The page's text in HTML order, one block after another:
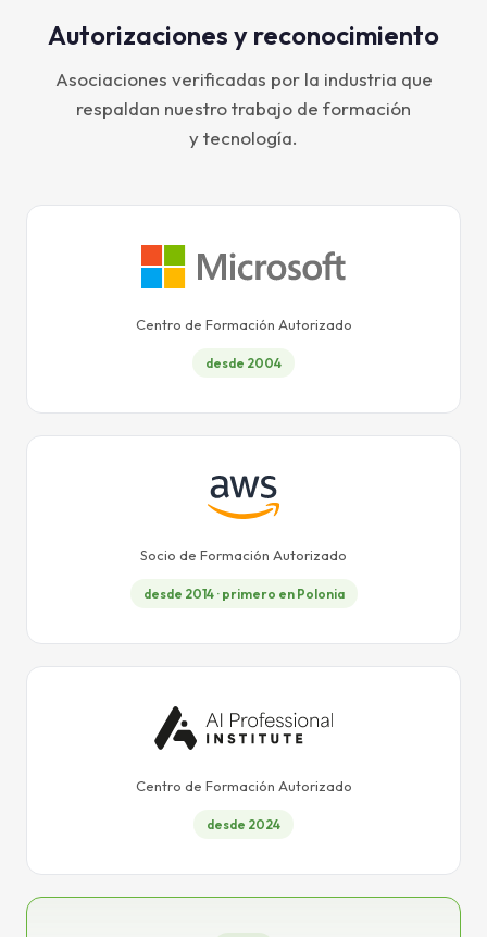
Autorizaciones y reconocimiento
Asociaciones verificadas por la industria que
respaldan nuestro trabajo de formación
y tecnología.
Centro de Formación Autorizado
desde 2004
Socio de Formación Autorizado
desde 2014 · primero en Polonia
Centro de Formación Autorizado
desde 2024